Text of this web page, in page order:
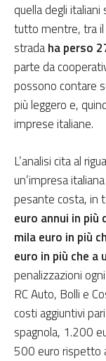
quella degli italiani
tutto mentre, tra
stradaha perso
parte da
possono contare
più leggero e,
imprese italiane.
L’analisi cita al
un’impresa
pesante costa, in
euro annui in più
mila euro in più
euro in più che a
penalizzazioni
RC Auto, Bolli e
costi aggiuntivi
spagnola, 1.200
500 euro rispetto